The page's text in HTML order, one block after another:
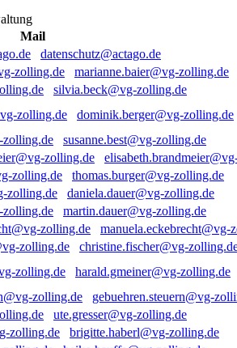
Mail
datenschutz@actago.de
marianne.baier@vg-zolling.de
silvia.beck@vg-zolling.de
dominik.berger@vg-zolling.de
susanne.best@vg-zolling.de
thomas.burger@vg-zolling.de
daniela.dauer@vg-zolling.de
martin.dauer@vg-zolling.de
manuela.eckebrecht@vg-
christine.fischer@vg-
harald.gmeiner@vg-zolling.de
gebuehren.steuern@vg-
ute.gresser@vg-zolling.de
brigitte.haberl@vg-zolling.de